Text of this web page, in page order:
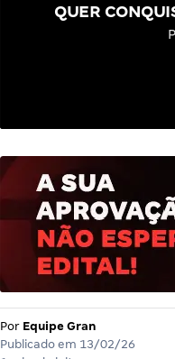
QUER
Por Equipe Gran
Publicado em 13/02/26